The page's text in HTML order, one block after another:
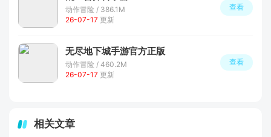
动作冒险 / 386.1M
26-07-17 更新
查看
无尽地下城手游官方正版
动作冒险 / 460.2M
26-07-17 更新
查看
相关文章